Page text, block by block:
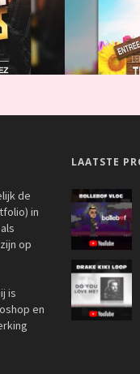
de
in
op
is
en
LAATSTE